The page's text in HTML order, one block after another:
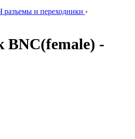
разъемы и переходники ›
BNC(female) -